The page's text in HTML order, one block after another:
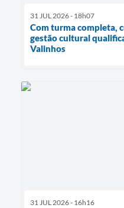
31 JUL 2026 - 18h07
Com turma completa,
gestão cultural
Valinhos
31 JUL 2026 - 16h16